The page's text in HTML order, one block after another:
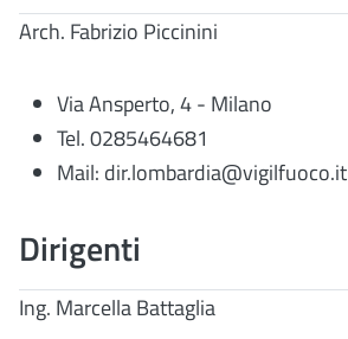
Arch. Fabrizio Piccinini
Via Ansperto, 4 - Milano
Tel. 0285464681
Mail: dir.lombardia@vigilfuoco.it
Dirigenti
Ing. Marcella Battaglia